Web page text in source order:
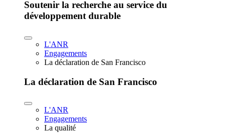
Soutenir la recherche au service du
développement durable
L'ANR
Engagements
La déclaration de San Francisco
La déclaration de San Francisco
L'ANR
Engagements
La qualité